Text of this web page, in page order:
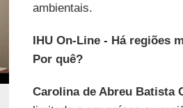
ambientais.
IHU On-Line - Há regiões
Por quê?
Carolina de Abreu Batista